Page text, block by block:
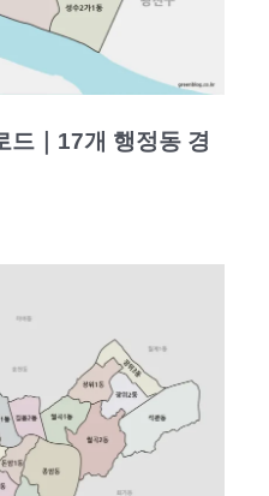
드｜17개 행정동 경